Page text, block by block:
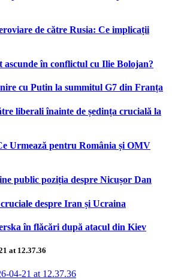
de către Rusia: Ce implicații
ascunde în conflictul cu Ilie Bolojan?
cu Putin la summitul G7 din Franța
liberali înainte de ședința crucială la
Urmează pentru România și OMV
public poziția despre Nicușor Dan
despre Iran și Ucraina
în flăcări după atacul din Kiev
at 12.37.36